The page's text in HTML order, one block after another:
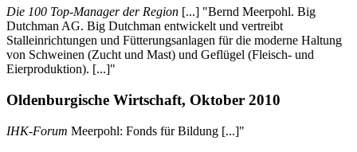
Die 100 Top-Manager der Region [...] "Bernd Meerpohl. Big
Dutchman AG. Big Dutchman entwickelt und vertreibt
Stalleinrichtungen und Fütterungsanlagen für die moderne Haltung
von Schweinen (Zucht und Mast) und Geflügel (Fleisch- und
Eierproduktion). [...]"
Oldenburgische Wirtschaft, Oktober 2010
IHK-Forum Meerpohl: Fonds für Bildung [...]"